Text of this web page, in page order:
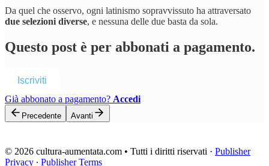
Da quel che osservo, ogni latinismo sopravvissuto ha attraversato
due selezioni diverse, e nessuna delle due basta da sola.
Questo post è per abbonati a pagamento.
Iscriviti
Già abbonato a pagamento? Accedi
Precedente Avanti
© 2026 cultura-aumentata.com • Tutti i diritti riservati · Publisher
Privacy ∙ Publisher Terms